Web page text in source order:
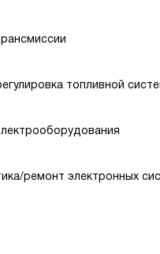
топливной
ремонт электронных